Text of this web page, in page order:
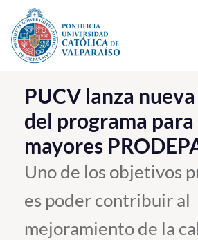
Click acá para ir directamente al contenido
La Universidad
Investigación, Creación e
PUCV Internacional
Vinculación con el Medio
Admisión
PUCV lanza
del programa
mayores
Uno de los objetivos
es poder contribuir al
mejoramiento de la